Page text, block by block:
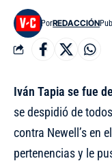
PorREDACCIÓN
Iván Tapia se fue
se despidió de
contra Newell’s en
pertenencias y le